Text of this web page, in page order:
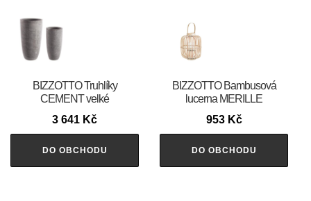
BIZZOTTO Truhlíky
CEMENT velké
3 641 Kč
DO OBCHODU
BIZZOTTO Bambusová
lucerna MERILLE
953 Kč
DO OBCHODU